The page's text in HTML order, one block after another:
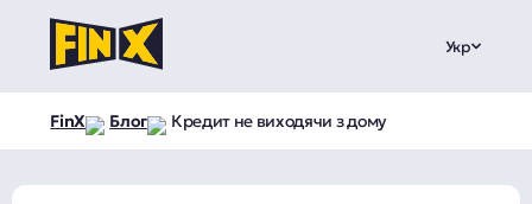
Укр
FinX Блог Кредит не виходячи з дому